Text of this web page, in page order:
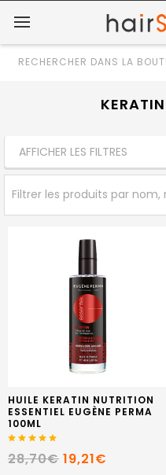
Rechercher
AFFICHER LES FILTRES
HUILE KERATIN NUTRITION
ESSENTIEL EUGÈNE PERMA
100ML
28,70€ 19,21€